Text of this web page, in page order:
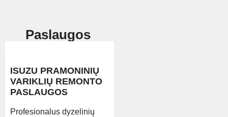
Paslaugos
ISUZU PRAMONINIŲ
VARIKLIŲ REMONTO
PASLAUGOS
Profesionalus dyzelinių